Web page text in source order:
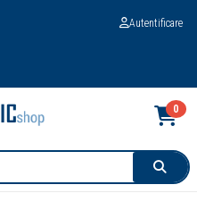
Autentificare
0